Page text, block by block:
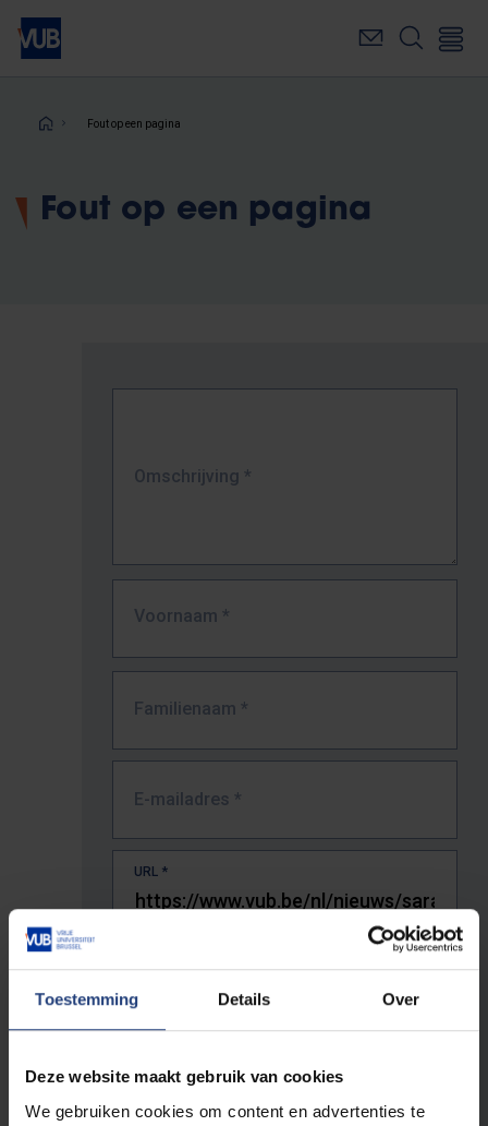
Toestemming Details Over
Deze website maakt gebruik van cookies
We gebruiken cookies om content en advertenties te
Overslaan
naar
inhoudKruimelpad
Fout op een pagina
Fout op een pagina
Omschrijving *
Voornaam *
Familienaam *
E-mailadres *
URL *
De volledige URL van de pagina waar je de fout zag.